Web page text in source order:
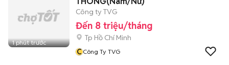
1 phút trước
Công ty TVG
Đến 8 triệu/tháng
Tp Hồ Chí Minh
CCông Ty TVG